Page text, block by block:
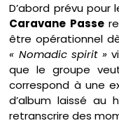
D’abord prévu pour
Caravane Passe
être opérationnel
« Nomadic spirit »
que le groupe
correspond à une
d’album laissé au
retranscrire des